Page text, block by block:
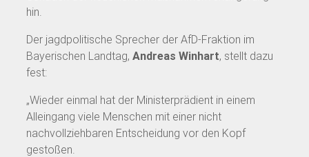
hin.
Der jagdpolitische Sprecher der AfD-Fraktion im
Bayerischen Landtag, Andreas Winhart, stellt dazu
fest:
„Wieder einmal hat der Ministerprädient in einem
Alleingang viele Menschen mit einer nicht
nachvollziehbaren Entscheidung vor den Kopf
gestoßen.